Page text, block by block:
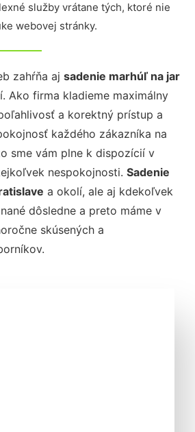
služby vrátane tých, ktoré nie
webovej stránky.
zahŕňa aj sadenie marhúľ na jar
Ako firma kladieme maximálny
a korektný prístup a
každého zákazníka na
sme vám plne k dispozícií v
nespokojnosti. Sadenie
a okolí, ale aj kdekoľvek
dôsledne a preto máme v
skúsených a